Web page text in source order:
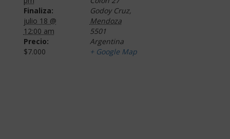
Finaliza:
julio 18 @
12:00 am
Precio:
$7.000
Godoy Cruz,
Mendoza
5501
Argentina
+ Google Map